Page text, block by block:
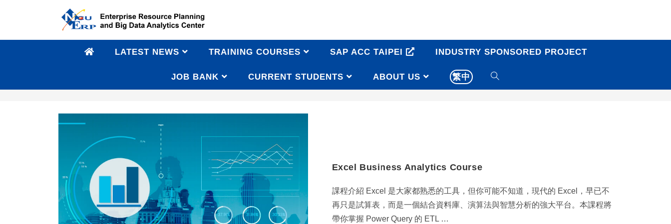
LATEST NEWS TRAINING COURSES SAP ACC TAIPEI INDUSTRY SPONSORED PROJECT
JOB BANK CURRENT STUDENTS ABOUT US 繁中
Excel Business Analytics Course
課程介紹 Excel 是大家都熟悉的工具，但你可能不知道，現代的 Excel，早已不
再只是試算表，而是一個結合資料庫、演算法與智慧分析的強大平台。本課程將
帶你掌握 Power Query 的 ETL …